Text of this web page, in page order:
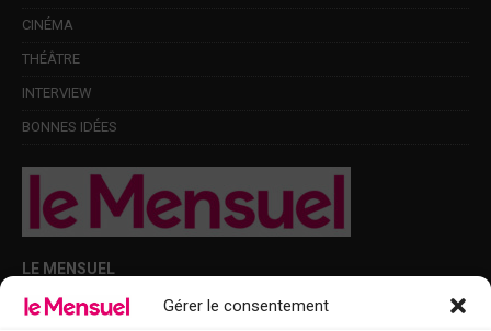
Gérer le consentement
CINÉMA
THÉÂTRE
INTERVIEW
BONNES IDÉES
LE MENSUEL
Points de diffusion Var et Alpes-Maritimes : oû trouver Le Mensuel ?